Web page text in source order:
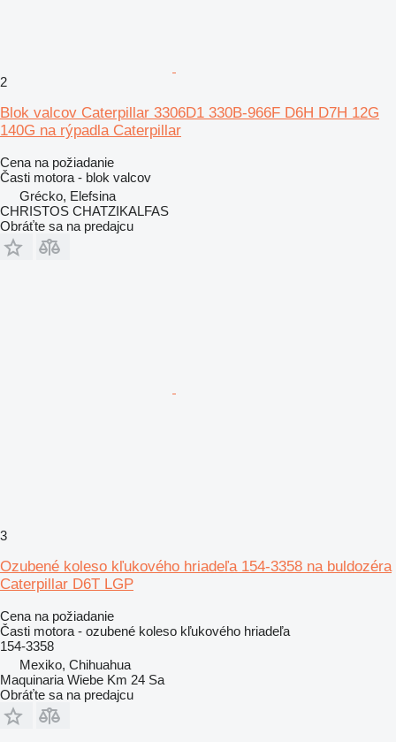
2
Blok valcov Caterpillar 3306D1 330B-966F D6H D7H 12G
140G na rýpadla Caterpillar
Cena na požiadanie
Časti motora - blok valcov
Grécko, Elefsina
CHRISTOS CHATZIKALFAS
Obráťte sa na predajcu
3
Ozubené koleso kľukového hriadeľa 154-3358 na buldozéra
Caterpillar D6T LGP
Cena na požiadanie
Časti motora - ozubené koleso kľukového hriadeľa
154-3358
Mexiko, Chihuahua
Maquinaria Wiebe Km 24 Sa
Obráťte sa na predajcu